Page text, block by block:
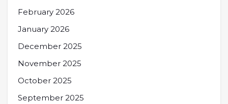
February 2026
January 2026
December 2025
November 2025
October 2025
September 2025